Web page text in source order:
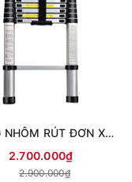
THANG NHÔM RÚT ĐƠN XANH 5.9M
2.700.000₫
2.900.000₫